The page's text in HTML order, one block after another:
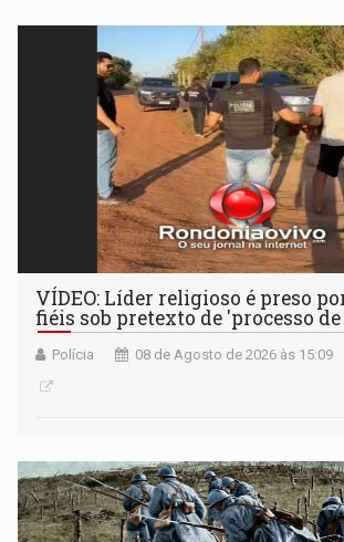
VÍDEO: Líder religioso é preso
fiéis sob pretexto de 'processo
Polícia 08 de Agosto de 2026 às 15:09